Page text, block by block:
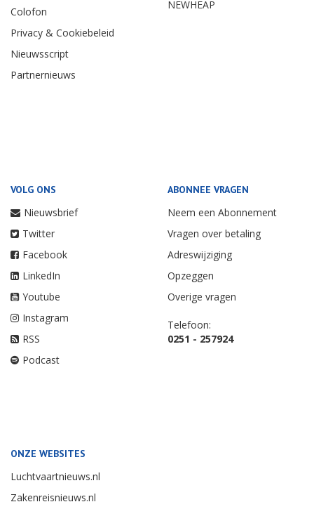
Colofon
Privacy & Cookiebeleid
Nieuwsscript
Partnernieuws
NEWHEAP
VOLG ONS
Nieuwsbrief
Twitter
Facebook
LinkedIn
Youtube
Instagram
RSS
Podcast
ABONNEE VRAGEN
Neem een Abonnement
Vragen over betaling
Adreswijziging
Opzeggen
Overige vragen
Telefoon:
0251 - 257924
ONZE WEBSITES
Luchtvaartnieuws.nl
Zakenreisnieuws.nl